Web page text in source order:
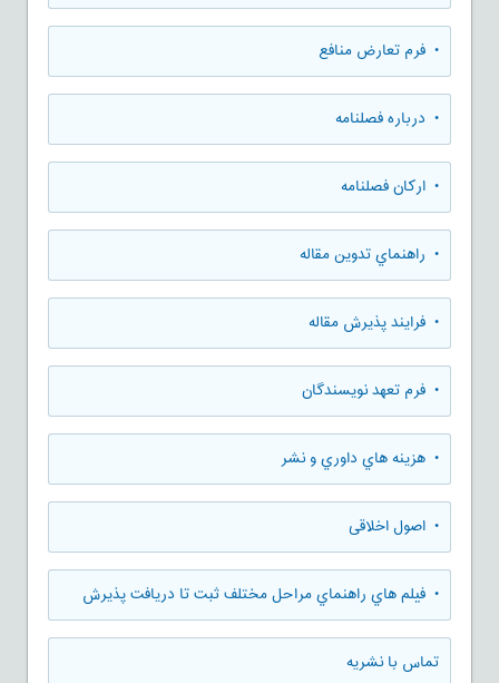
• فرم تعارض منافع
• درباره فصلنامه
• ارکان فصلنامه
• راهنماي تدوين مقاله
• فرایند پذیرش مقاله
• فرم تعهد نويسندگان
• هزينه هاي داوري و نشر
• اصول اخلاقی
• فيلم هاي راهنماي مراحل مختلف ثبت تا دريافت پذيرش
تماس با نشریه